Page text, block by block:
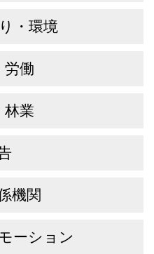
・環境
労働
林業
機関
ーション